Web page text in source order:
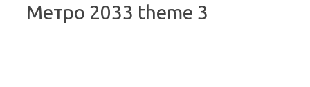
Метро 2033 theme 3